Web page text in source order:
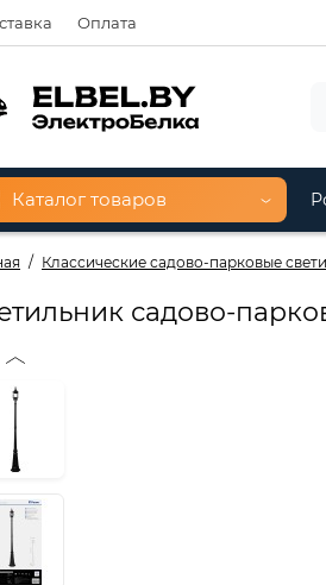
Оплата
Каталог товаров
Классические садово-парковые
садово-